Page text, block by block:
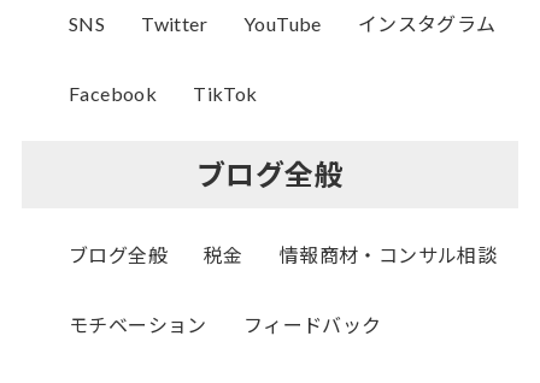
SNS Twitter YouTube インスタグラム
Facebook TikTok
ブログ全般
ブログ全般 税金 情報商材・コンサル相談
モチベーション フィードバック